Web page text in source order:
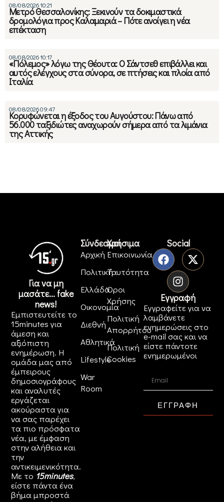
08/08/2026 10:21
Μετρό Θεσσαλονίκης: Ξεκινούν τα δοκιμαστικά
δρομολόγια προς Καλαμαριά – Πότε ανοίγει η νέα
επέκταση
08/08/2026 10:17
«Πόλεμος» λόγω της Θέουτα: Ο Σάντσεθ επιβάλλει και
αυτός ελέγχους στα σύνορα, σε πτήσεις και πλοία από
Ιταλία
08/08/2026 09:47
Κορυφώνεται η έξοδος του Αυγούστου: Πάνω από
56.000 ταξιδιώτες αναχωρούν σήμερα από τα λιμάνια
της Αττικής
Για να μη
μασάτε... fake
news!
Εμπιστευτείτε το
15minutes για
άμεση και
αξιόπιστη
ενημέρωση. Η
ομάδα μας από
έμπειρους
δημοσιογράφους
και αναλυτές
εργάζεται
ακούραστα για
να σας παρέχει
τα πιο πρόσφατα
νέα, με έμφαση
στην αλήθεια και
την
αντικειμενικότητα.
Με το 15minutes,
είστε πάντα ένα
βήμα μπροστά
Σύνδεσμοι
Αρχική
Πολιτική
Ελλάδα
Οικονομία
Διεθνή
Αθλητικά
Lifestyle
War
Room
Χρήσιμα
Επικοινωνία
Ταυτότητα
Όροι
Χρήσης
Πολιτική
Απορρήτου
Πολιτική
Cookies
Social
Εγγραφή
Εγγραφείτε για να
λαμβάνετε
ενημερώσεις στο
e-mail σας και να
είστε πάντοτε
ενημερωμένοι
ΕΓΓΡΑΦΗ